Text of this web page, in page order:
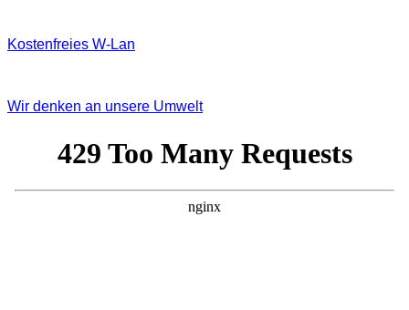
Kostenfreies W‐Lan
Wir denken an unsere Umwelt